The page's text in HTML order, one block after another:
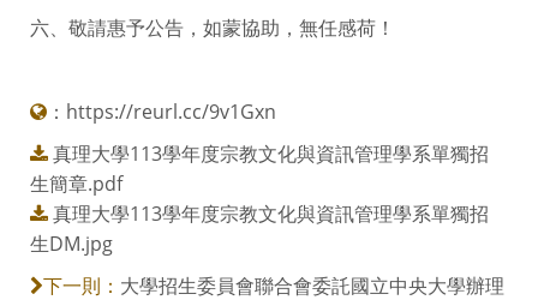
六、敬請惠予公告，如蒙協助，無任感荷！
： https://reurl.cc/9v1Gxn
真理大學113學年度宗教文化與資訊管理學系單獨招
生簡章.pdf
真理大學113學年度宗教文化與資訊管理學系單獨招
生DM.jpg
下一則： 大學招生委員會聯合會委託國立中央大學辦理